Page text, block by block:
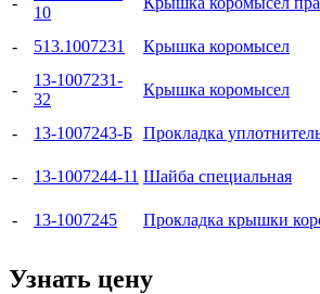
10
-
513.1007231 Крышка коромысел
-
13-1007231-
32
Крышка коромысел
-
13-1007243-Б Прокладка
-
13-1007244-11 Шайба специальная
-
13-1007245 Прокладка крышки
Узнать цену